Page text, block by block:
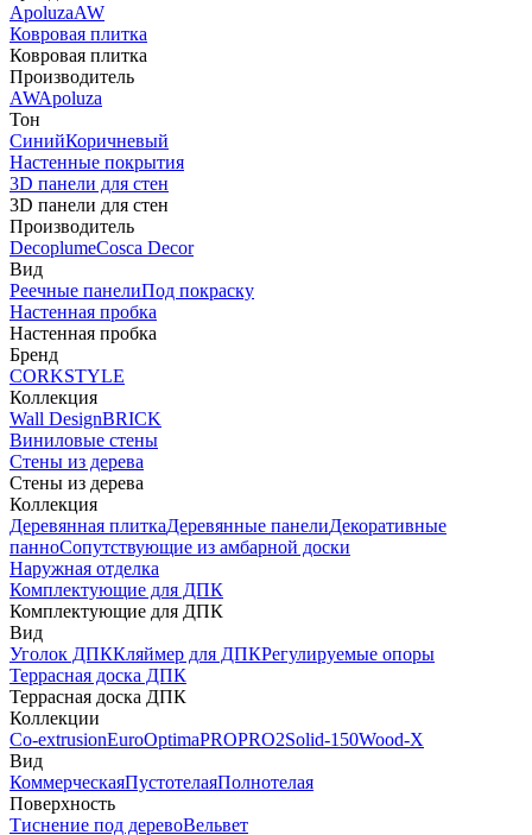
ApoluzaAW
Ковровая плитка
Ковровая плитка
Производитель
AWApoluza
Тон
СинийКоричневый
Настенные покрытия
3D панели для стен
3D панели для стен
Производитель
DecoplumeCosca Decor
Вид
Реечные панелиПод покраску
Настенная пробка
Настенная пробка
Бренд
CORKSTYLE
Коллекция
Wall DesignBRICK
Виниловые стены
Стены из дерева
Стены из дерева
Коллекция
Деревянная плиткаДеревянные панелиДекоративные
панноСопутствующие из амбарной доски
Наружная отделка
Комплектующие для ДПК
Комплектующие для ДПК
Вид
Уголок ДПККляймер для ДПКРегулируемые опоры
Террасная доска ДПК
Террасная доска ДПК
Коллекции
Co-extrusionEuroOptimaPROPRO2Solid-150Wood-X
Вид
КоммерческаяПустотелаяПолнотелая
Поверхность
Тиснение под деревоВельвет